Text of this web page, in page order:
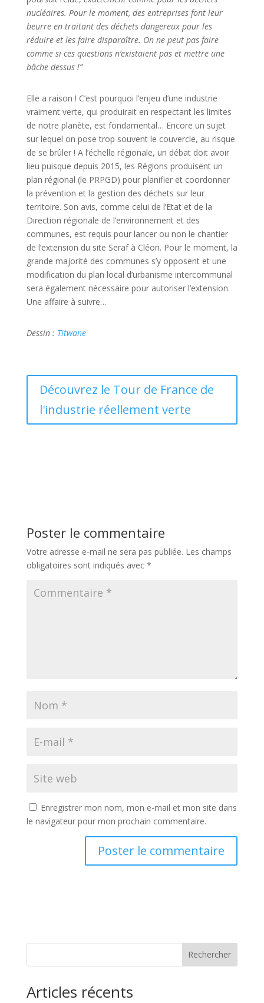
nucléaires. Pour le moment, des entreprises font leur
beurre en traitant des déchets dangereux pour les
réduire et les faire disparaître. On ne peut pas faire
comme si ces questions n’existaient pas et mettre une
bâche dessus !”
Elle a raison ! C’est pourquoi l’enjeu d’une industrie
vraiment verte, qui produirait en respectant les limites
de notre planète, est fondamental… Encore un sujet
sur lequel on pose trop souvent le couvercle, au risque
de se brûler ! A l’échelle régionale, un débat doit avoir
lieu puisque depuis 2015, les Régions produisent un
plan régional (le PRPGD) pour planifier et coordonner
la prévention et la gestion des déchets sur leur
territoire. Son avis, comme celui de l’Etat et de la
Direction régionale de l’environnement et des
communes, est requis pour lancer ou non le chantier
de l’extension du site Seraf à Cléon. Pour le moment, la
grande majorité des communes s’y opposent et une
modification du plan local d’urbanisme intercommunal
sera également nécessaire pour autoriser l’extension.
Une affaire à suivre…
Dessin : Titwane
Découvrez le Tour de France de
l'industrie réellement verte
Poster le commentaire
Votre adresse e-mail ne sera pas publiée. Les champs
obligatoires sont indiqués avec *
Enregistrer mon nom, mon e-mail et mon site dans
le navigateur pour mon prochain commentaire.
Rechercher
Articles récents